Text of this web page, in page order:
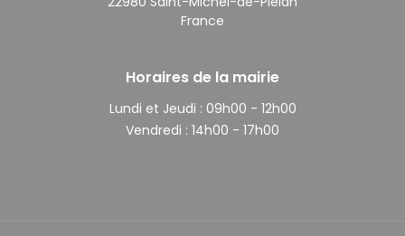
France
Horaires de la mairie
Lundi et Jeudi : 09h00 - 12h00
Vendredi : 14h00 - 17h00